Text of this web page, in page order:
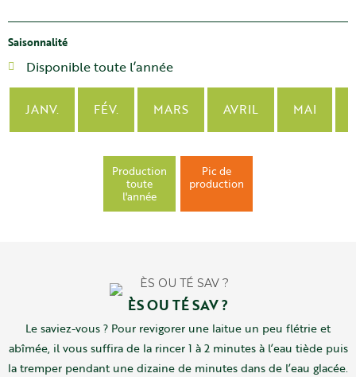
Saisonnalité
Disponible toute l’année
JANV. FÉV. MARS AVRIL MAI
Production
toute
l'année
Pic de
production
ÈS OU TÉ SAV ?
Le saviez-vous ? Pour revigorer une laitue un peu flétrie et
abîmée, il vous suffira de la rincer 1 à 2 minutes à l’eau tiède puis
la tremper pendant une dizaine de minutes dans de l’eau glacée.